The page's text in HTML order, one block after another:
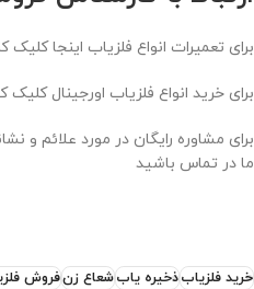
برای تعمیرات انواع فلزیاب اینجا کلیک
برای خرید انواع فلزیاب اورجینال کلیک
برای مشاوره رایگان در مورد علائم و
ما در تماس باشید
خرید فلزیابذخیره یابشعاع زنفروش